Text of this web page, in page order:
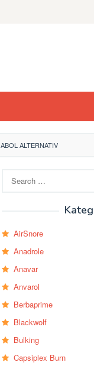
ALTERNATIV
for:
AirSnore
Anadrole
Anavar
Anvarol
Berbaprime
Blackwolf
Bulking
Capsiplex Burn